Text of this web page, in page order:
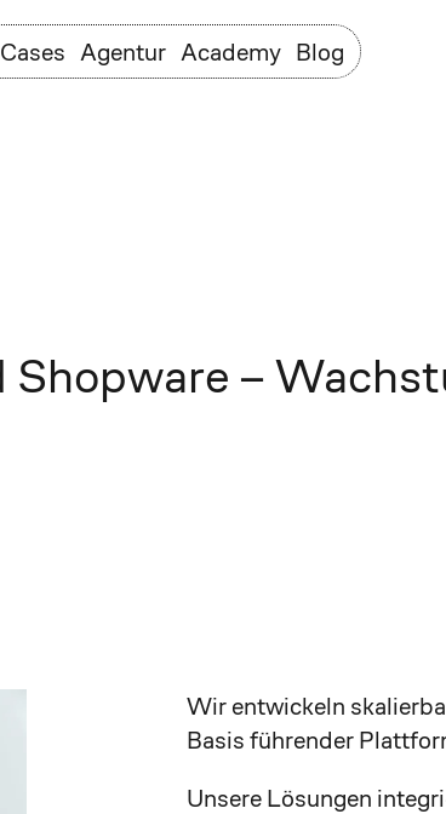
Cases Agentur Academy Blog
–
Wir entwickeln
Basis führender
Unsere Lösungen